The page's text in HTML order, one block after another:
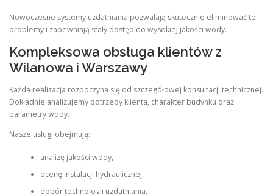
Nowoczesne systemy uzdatniania pozwalają skutecznie eliminować te
problemy i zapewniają stały dostęp do wysokiej jakości wody.
Kompleksowa obsługa klientów z
Wilanowa i Warszawy
Każda realizacja rozpoczyna się od szczegółowej konsultacji technicznej.
Dokładnie analizujemy potrzeby klienta, charakter budynku oraz
parametry wody.
Nasze usługi obejmują:
analizę jakości wody,
ocenę instalacji hydraulicznej,
dobór technologii uzdatniania,